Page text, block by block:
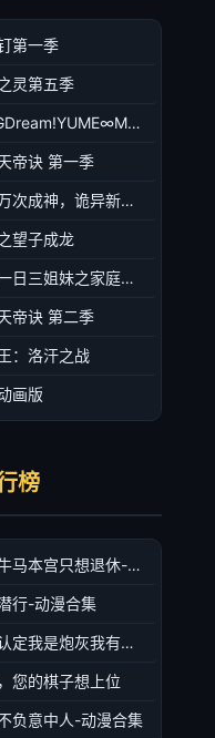
第一季
灵第五季
BanGDream!YUME∞MITA
帝诀 第一季
回档万次成神，诡异新娘追上门
望子成龙
四月一日三姐妹之家庭故事
帝诀 第二季
：洛汗之战
画版
榜
皇家牛马本宫只想退休-动漫合集
行-动漫合集
先生认定我是炮灰我有十八皇兄撑腰-动漫合集
您的棋子想上位
负意中人-动漫合集